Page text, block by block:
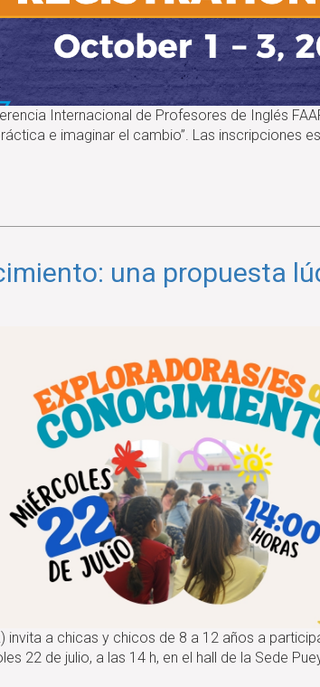
Internacional de Profesores de Inglés
e imaginar el cambio”. Las inscripciones
una propuesta
invita a chicas y chicos de 8 a 12 años a
22 de julio, a las 14 h, en el hall de la Sede